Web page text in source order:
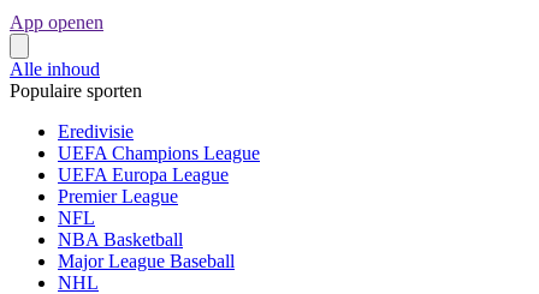
App openen
Alle inhoud
Populaire sporten
Eredivisie
UEFA Champions League
UEFA Europa League
Premier League
NFL
NBA Basketball
Major League Baseball
NHL